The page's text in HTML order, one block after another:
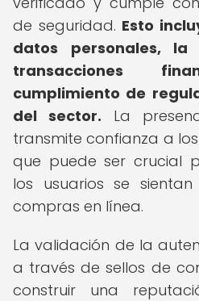
de seguridad. Esto
datos personales,
transacciones
cumplimiento de
del sector. La
transmite confianza a
que puede ser crucial
los usuarios se
compras en línea.
La validación de la
a través de sellos de
construir una